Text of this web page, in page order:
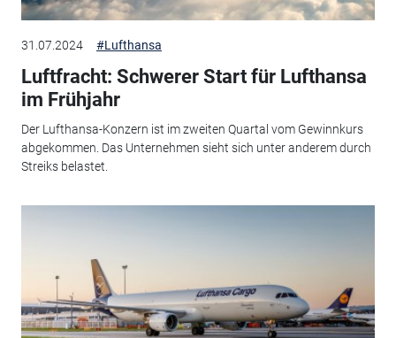
31.07.2024 #Lufthansa
Luftfracht: Schwerer Start für Lufthansa
im Frühjahr
Der Lufthansa-Konzern ist im zweiten Quartal vom Gewinnkurs
abgekommen. Das Unternehmen sieht sich unter anderem durch
Streiks belastet.